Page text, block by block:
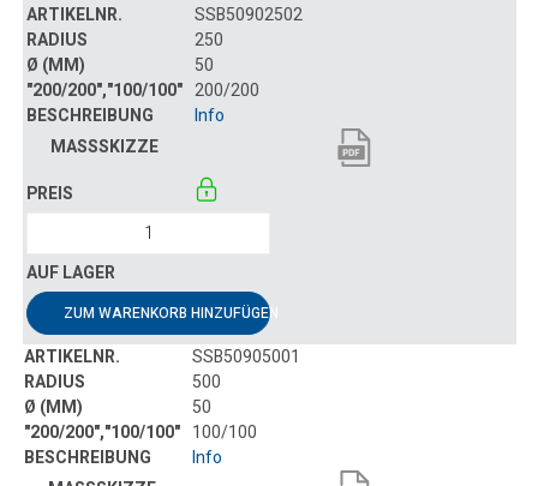
SSB50902502
250
50
200/200
Info
ZUM WARENKORB HINZUFÜGEN
SSB50905001
500
50
100/100
Info